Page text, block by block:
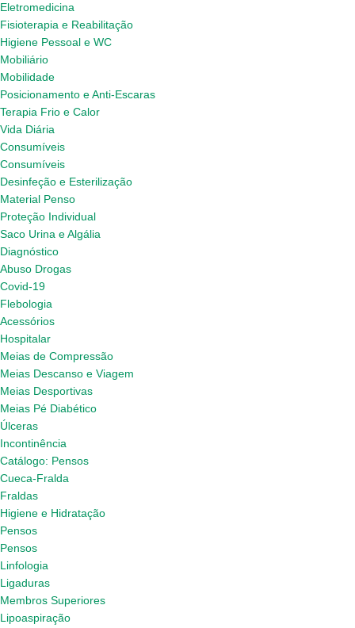
Eletromedicina
Fisioterapia e Reabilitação
Higiene Pessoal e WC
Mobiliário
Mobilidade
Posicionamento e Anti-Escaras
Terapia Frio e Calor
Vida Diária
Consumíveis
Consumíveis
Desinfeção e Esterilização
Material Penso
Proteção Individual
Saco Urina e Algália
Diagnóstico
Abuso Drogas
Covid-19
Flebologia
Acessórios
Hospitalar
Meias de Compressão
Meias Descanso e Viagem
Meias Desportivas
Meias Pé Diabético
Úlceras
Incontinência
Catálogo: Pensos
Cueca-Fralda
Fraldas
Higiene e Hidratação
Pensos
Pensos
Linfologia
Ligaduras
Membros Superiores
Lipoaspiração